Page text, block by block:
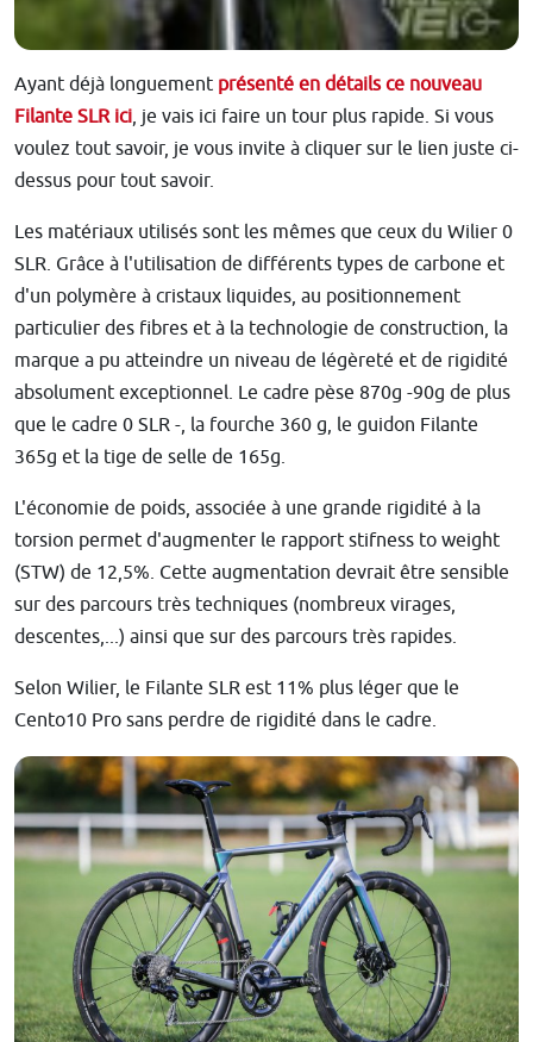
Ayant déjà longuement présenté en détails ce nouveau
Filante SLR ici, je vais ici faire un tour plus rapide. Si vous
voulez tout savoir, je vous invite à cliquer sur le lien juste ci-
dessus pour tout savoir.
Les matériaux utilisés sont les mêmes que ceux du Wilier 0
SLR. Grâce à l'utilisation de différents types de carbone et
d'un polymère à cristaux liquides, au positionnement
particulier des fibres et à la technologie de construction, la
marque a pu atteindre un niveau de légèreté et de rigidité
absolument exceptionnel. Le cadre pèse 870g -90g de plus
que le cadre 0 SLR -, la fourche 360 ​g, le guidon Filante
365g et la tige de selle de 165g.
L'économie de poids, associée à une grande rigidité à la
torsion permet d'augmenter le rapport stifness to weight
(STW) de 12,5%. Cette augmentation devrait être sensible
sur des parcours très techniques (nombreux virages,
descentes,...) ainsi que sur des parcours très rapides.
Selon Wilier, le Filante SLR est 11% plus léger que le
Cento10 Pro sans perdre de rigidité dans le cadre.